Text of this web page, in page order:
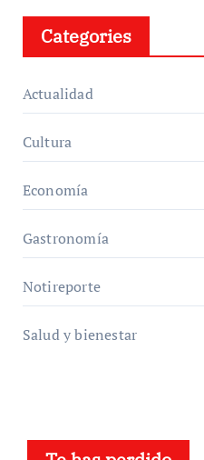
Categories
Actualidad
Cultura
Economía
Gastronomía
Notireporte
Salud y bienestar